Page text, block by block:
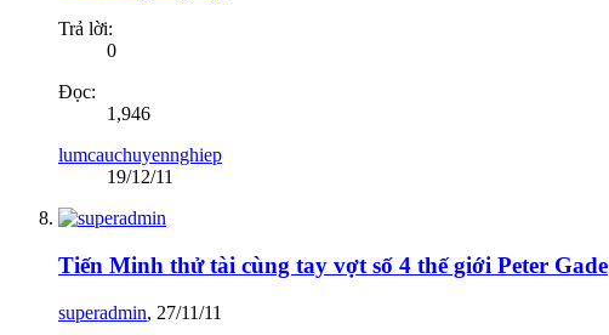
Trả lời:
0
Đọc:
1,946
lumcauchuyennghiep
19/12/11
Tiến Minh thử tài cùng tay vợt số 4 thế giới Peter Gade
superadmin, 27/11/11